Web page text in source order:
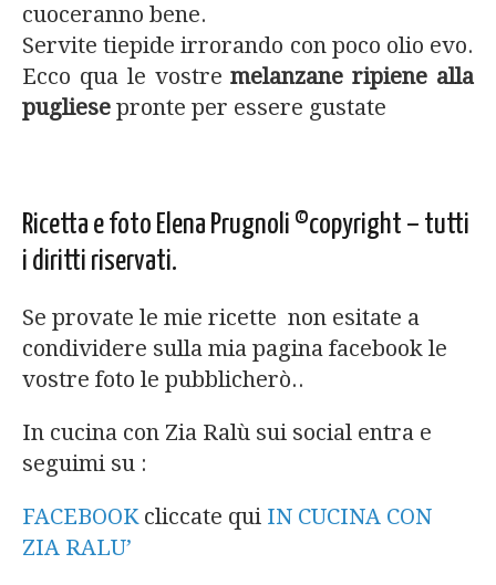
cuoceranno bene.
Servite tiepide irrorando con poco olio evo.
Ecco qua le vostremelanzane ripiene alla
pugliese pronte per essere gustate
Ricetta e foto Elena Prugnoli ©copyright – tutti
i diritti riservati.
Se provate le mie ricette non esitate a
condividere sulla mia pagina facebook le
vostre foto le pubblicherò..
In cucina con Zia Ralù sui social entra e
seguimi su :
FACEBOOKcliccate qui IN CUCINA CON
ZIA RALU’